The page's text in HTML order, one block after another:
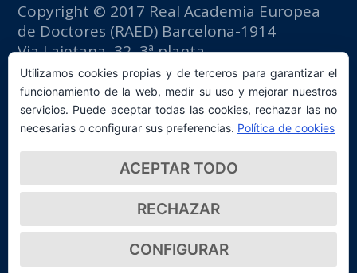
Copyright © 2017 Real Academia Europea
de Doctores (RAED) Barcelona-1914
Via Laietana, 32, 3ª planta
Edificio Fomento del Trabajo
08003 Barcelona (España)
tlf: +34 93 667 40 54
secretaria@raed.academy
Contacto y suscripción Newsletter
Política de privacidad
© 2026 Real Academia Europea de Doctores
Utilizamos cookies propias y de terceros para garantizar el
funcionamiento de la web, medir su uso y mejorar nuestros
servicios. Puede aceptar todas las cookies, rechazar las no
necesarias o configurar sus preferencias. Política de cookies
ACEPTAR TODO
RECHAZAR
CONFIGURAR